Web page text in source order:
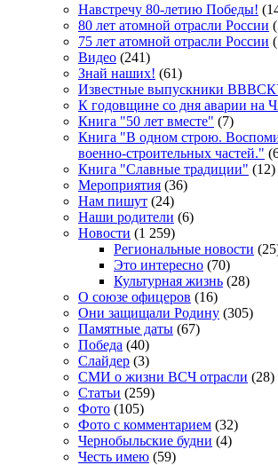
Навстречу 80-летию Победы!
80 лет атомной отрасли России
75 лет атомной отрасли России
Видео (241)
Знай наших! (61)
Известные выпускники
К годовщине со дня аварии на
Книга "50 лет вместе" (7)
Книга "В одном строю.
военно-строительных частей."
Книга "Славные традиции" (12)
Мероприятия (36)
Нам пишут (24)
Наши родители (6)
Новости (1 259)
Региональные новости
Это интересно (70)
Культурная жизнь (28)
О союзе офицеров (16)
Они защищали Родину (305)
Памятные даты (67)
Победа (40)
Слайдер (3)
СМИ о жизни ВСЧ отрасли (28)
Статьи (259)
Фото (105)
Фото с комментарием (32)
Чернобыльские будни (4)
Честь имею (59)